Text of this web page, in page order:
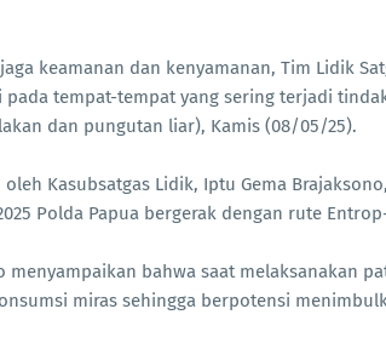
keamanan dan kenyamanan, Tim Lidik
pada tempat-tempat yang sering terjadi
dan pungutan liar), Kamis (08/05/25).
Kasubsatgas Lidik, Iptu Gema
Polda Papua bergerak dengan rute
menyampaikan bahwa saat melaksanakan
miras sehingga berpotensi